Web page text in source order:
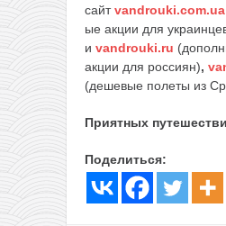
сайтvandrouki.com.ua
ые акции для
и vandrouki.ru
акции для россиян),
(дешевые полеты из
Приятных
Поделиться: